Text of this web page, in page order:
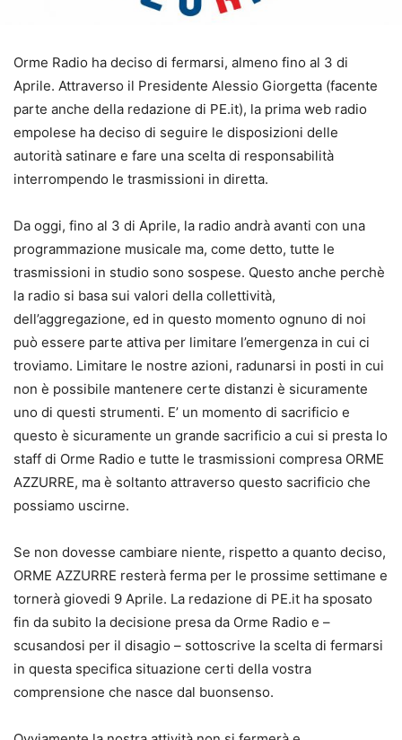
Orme Radio ha deciso di fermarsi, almeno fino al 3 di
Aprile. Attraverso il Presidente Alessio Giorgetta (facente
parte anche della redazione di PE.it), la prima web radio
empolese ha deciso di seguire le disposizioni delle
autorità satinare e fare una scelta di responsabilità
interrompendo le trasmissioni in diretta.
Da oggi, fino al 3 di Aprile, la radio andrà avanti con una
programmazione musicale ma, come detto, tutte le
trasmissioni in studio sono sospese. Questo anche perchè
la radio si basa sui valori della collettività,
dell’aggregazione, ed in questo momento ognuno di noi
può essere parte attiva per limitare l’emergenza in cui ci
troviamo. Limitare le nostre azioni, radunarsi in posti in cui
non è possibile mantenere certe distanzi è sicuramente
uno di questi strumenti. E’ un momento di sacrificio e
questo è sicuramente un grande sacrificio a cui si presta lo
staff di Orme Radio e tutte le trasmissioni compresa ORME
AZZURRE, ma è soltanto attraverso questo sacrificio che
possiamo uscirne.
Se non dovesse cambiare niente, rispetto a quanto deciso,
ORME AZZURRE resterà ferma per le prossime settimane e
tornerà giovedi 9 Aprile. La redazione di PE.it ha sposato
fin da subito la decisione presa da Orme Radio e –
scusandosi per il disagio – sottoscrive la scelta di fermarsi
in questa specifica situazione certi della vostra
comprensione che nasce dal buonsenso.